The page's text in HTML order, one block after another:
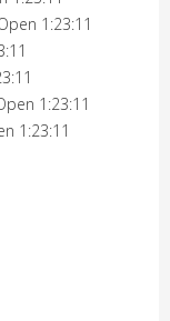
1:23:11
1:23:11
1:23:11